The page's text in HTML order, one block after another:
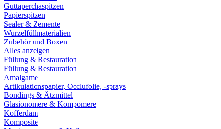
Guttaperchaspitzen
Papierspitzen
Sealer & Zemente
Wurzelfüllmaterialien
Zubehör und Boxen
Alles anzeigen
Füllung & Restauration
Füllung & Restauration
Amalgame
Artikulationspapier, Occlufolie, -sprays
Bondings & Ätzmittel
Glasionomere & Kompomere
Kofferdam
Komposite